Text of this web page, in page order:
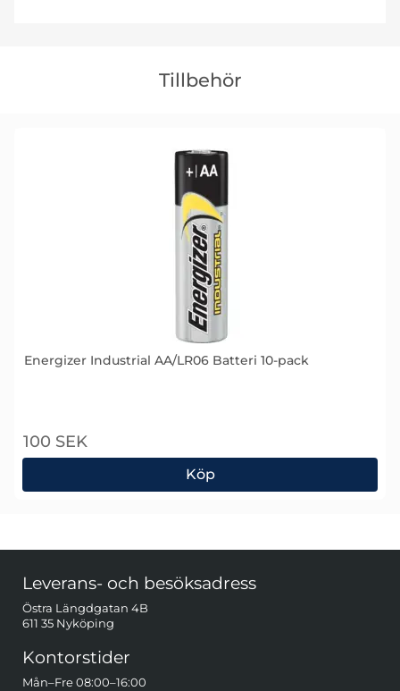
Tillbehör
Energizer Industrial AA/LR06 Batteri 10-pack
100 SEK
Köp
Energizer Industrial AA/LR06 Batteri 10-pack
Leverans- och besöksadress
Östra Längdgatan 4B
611 35 Nyköping
Kontorstider
Mån–Fre 08:00–16:00